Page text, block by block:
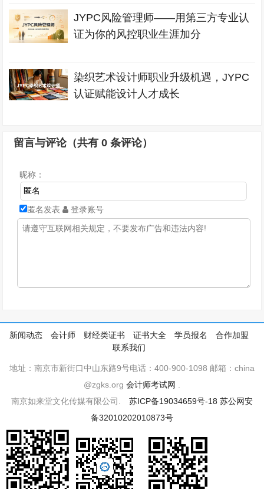
JYPC风险管理师——用第三方专业认
证为你的风控职业生涯加分
染织艺术设计师职业升级机遇，JYPC
认证赋能设计人才成长
留言与评论（共有0 条评论）
昵称：
匿名发表 登录账号
新闻动态 会计师 财经类证书 证书大全 学员报名
合作加盟
联系我们
地址：南京市新街口中山东路9号电话：400-900-1098 邮箱：china
@zgks.org 会计师考试网
南京如来堂文化传媒有限公司. 苏ICP备19034659号-18 苏公网安
备32010202010873号